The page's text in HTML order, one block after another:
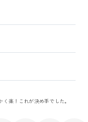
く楽！これが決め手でした。